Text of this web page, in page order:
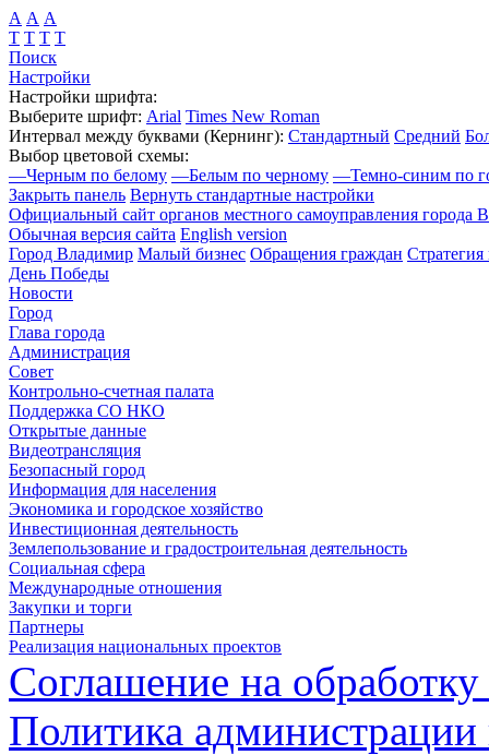
А А А
Т Т Т Т
Поиск
Настройки
Настройки шрифта:
Выберите шрифт: Arial Times New Roman
Интервал между буквами (Кернинг): Стандартный Средний
Выбор цветовой схемы:
—Черным по белому —Белым по черному —Темно-синим по
Закрыть панель Вернуть стандартные настройки
Официальный сайт органов местного самоуправления города
Обычная версия сайта English version
Город Владимир Малый бизнес Обращения граждан Стратегия
День Победы
Новости
Город
Глава города
Администрация
Совет
Контрольно-счетная палата
Поддержка СО НКО
Открытые данные
Видеотрансляция
Безопасный город
Информация для населения
Экономика и городское хозяйство
Инвестиционная деятельность
Землепользование и градостроительная деятельность
Социальная сфера
Международные отношения
Закупки и торги
Партнеры
Реализация национальных проектов
Соглашение на
Политика